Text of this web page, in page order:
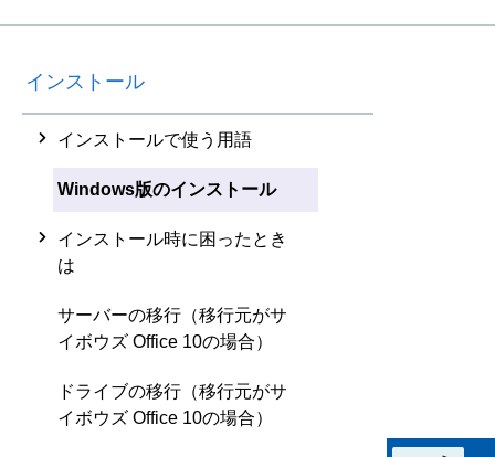
インストール
インストールで使う用語
Windows版のインストール
インストール時に困ったとき
は
サーバーの移行（移行元がサ
イボウズ Office 10の場合）
ドライブの移行（移行元がサ
イボウズ Office 10の場合）